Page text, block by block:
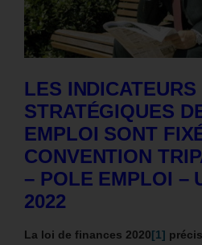
LES INDICATEURS
STRATÉGIQUES
EMPLOI SONT
CONVENTION
– POLE EMPLOI –
2022
La loi de finances 2020[1]